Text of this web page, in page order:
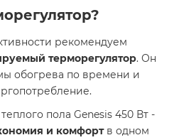
рекомендуем
терморегулятор. Он
обогрева по времени и
пола Genesis 450 Вт -
и комфортв одном